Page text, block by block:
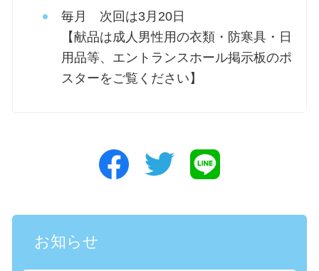
毎月 次回は3月20日
【献品は成人男性用の衣類・防寒具・日
用品等、エントランスホール掲示板のポ
スターをご覧ください】
お知らせ